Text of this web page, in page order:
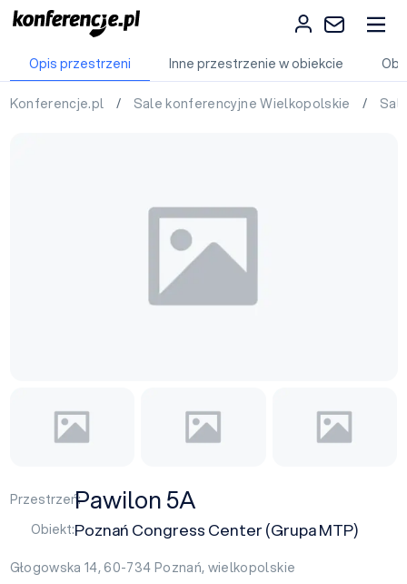
Opis przestrzeni Inne przestrzenie w obiekcie
Konferencje.pl / Sale konferencyjne Wielkopolskie /
Przestrzeń:Pawilon 5A
Obiekt:Poznań Congress Center (Grupa MTP)
Głogowska 14, 60-734 Poznań, wielkopolskie